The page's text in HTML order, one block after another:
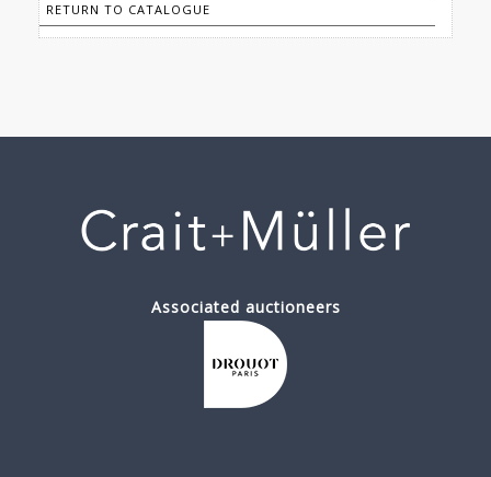
RETURN TO CATALOGUE
Associated auctioneers